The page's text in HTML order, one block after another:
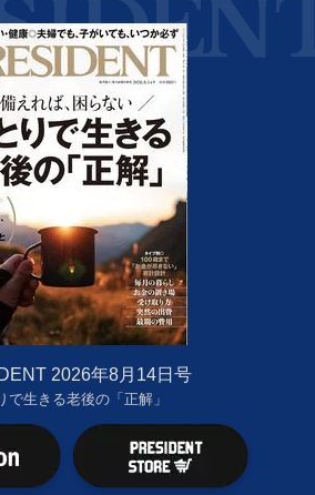
2026年8月14日号
で生きる老後の「正解」